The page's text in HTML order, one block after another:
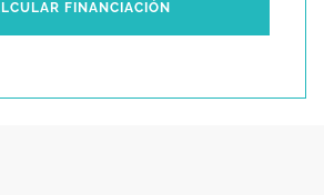
FINANCIACIÓN